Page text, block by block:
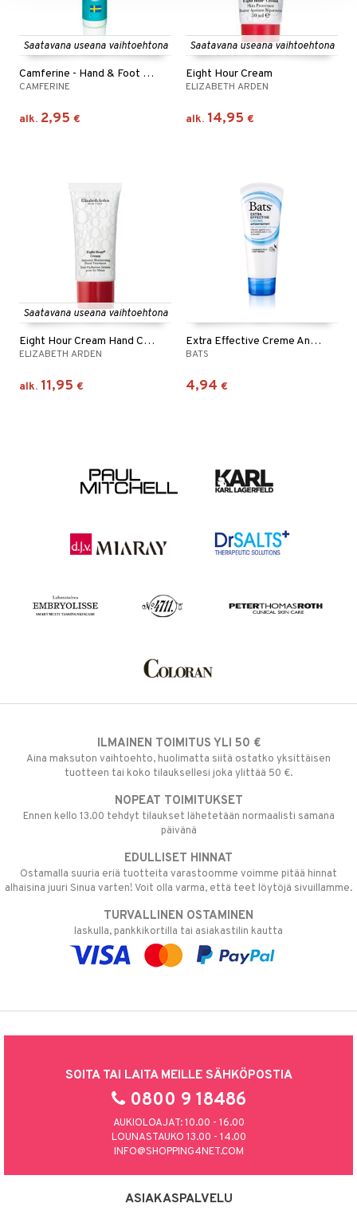
Saatavana useana vaihtoehtona
Camferine - Hand & Foot Cream
CAMFERINE
alk. 2,95 €
Saatavana useana vaihtoehtona
Eight Hour Cream
ELIZABETH ARDEN
alk. 14,95 €
Saatavana useana vaihtoehtona
Eight Hour Cream Hand Cream
ELIZABETH ARDEN
alk. 11,95 €
Extra Effective Creme Antiperspirant Hands Feet
BATS
4,94 €
ILMAINEN TOIMITUS YLI 50 €
Aina maksuton vaihtoehto, huolimatta siitä ostatko yksittäisen
tuotteen tai koko tilauksellesi joka ylittää 50 €.
NOPEAT TOIMITUKSET
Ennen kello 13.00 tehdyt tilaukset lähetetään normaalisti samana
päivänä
EDULLISET HINNAT
Ostamalla suuria eriä tuotteita varastoomme voimme pitää hinnat
alhaisina juuri Sinua varten! Voit olla varma, että teet löytöjä sivuillamme.
TURVALLINEN OSTAMINEN
laskulla, pankkikortilla tai asiakastilin kautta
SOITA TAI LAITA MEILLE SÄHKÖPOSTIA
0800 9 18486
AUKIOLOAJAT: 10.00 - 16.00
LOUNASTAUKO 13.00 - 14.00
INFO@SHOPPING4NET.COM
ASIAKASPALVELU